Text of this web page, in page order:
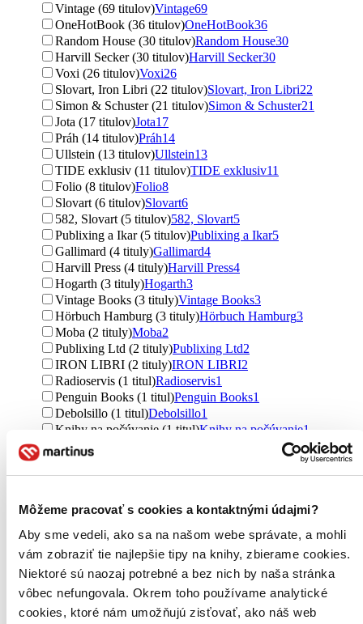
Môžeme pracovať s cookies a kontaktnými údajmi?
Aby sme vedeli, ako sa na našom webe správate, a mohli
vám zobraziť tie najlepšie tipy na knihy, zbierame cookies.
Niektoré sú naozaj potrebné a bez nich by naša stránka
vôbec nefungovala. Okrem toho používame analytické
cookies, ktoré nám umožňujú zisťovať, ako náš web
Vintage (69 titulov)Vintage69
OneHotBook (36 titulov)OneHotBook36
Random House (30 titulov)Random House30
Harvill Secker (30 titulov)Harvill Secker30
Voxi (26 titulov)Voxi26
Slovart, Iron Libri (22 titulov)Slovart, Iron Libri22
Simon & Schuster (21 titulov)Simon & Schuster21
Jota (17 titulov)Jota17
Práh (14 titulov)Práh14
Ullstein (13 titulov)Ullstein13
TIDE exklusiv (11 titulov)TIDE exklusiv11
Folio (8 titulov)Folio8
Slovart (6 titulov)Slovart6
582, Slovart (5 titulov)582, Slovart5
Publixing a Ikar (5 titulov)Publixing a Ikar5
Gallimard (4 tituly)Gallimard4
Harvill Press (4 tituly)Harvill Press4
Hogarth (3 tituly)Hogarth3
Vintage Books (3 tituly)Vintage Books3
Hörbuch Hamburg (3 tituly)Hörbuch Hamburg3
Moba (2 tituly)Moba2
Publixing Ltd (2 tituly)Publixing Ltd2
IRON LIBRI (2 tituly)IRON LIBRI2
Radioservis (1 titul)Radioservis1
Penguin Books (1 titul)Penguin Books1
Debolsillo (1 titul)Debolsillo1
Knihy na počúvanie (1 titul)Knihy na počúvanie1
Knihy do ucha (1 titul)
brožovaná väzba (210 titulov)brožovaná väzba210
prebalom138
pevná väzba (84 titulov)pevná väzba 84
E-kniha: EPUB (111 titulov) E-kniha: EPUB111
E-kniha: MOBI (85 titulov)E-kniha: MOBI85